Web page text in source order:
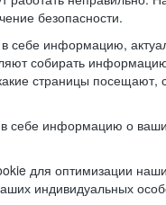
безопасности.
себе информацию,
собирать
страницы посещают,
себе информацию о
для оптимизации
индивидуальных